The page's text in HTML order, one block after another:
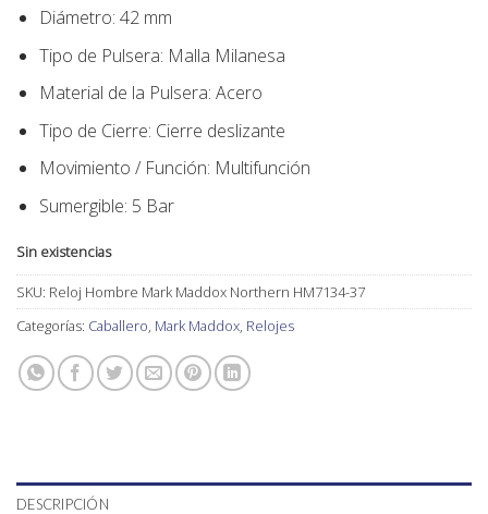
Diámetro: 42 mm
Tipo de Pulsera: Malla Milanesa
Material de la Pulsera: Acero
Tipo de Cierre: Cierre deslizante
Movimiento / Función: Multifunción
Sumergible: 5 Bar
Sin existencias
SKU: Reloj Hombre Mark Maddox Northern HM7134-37
Categorías: Caballero Mark Maddox Relojes
DESCRIPCIÓN